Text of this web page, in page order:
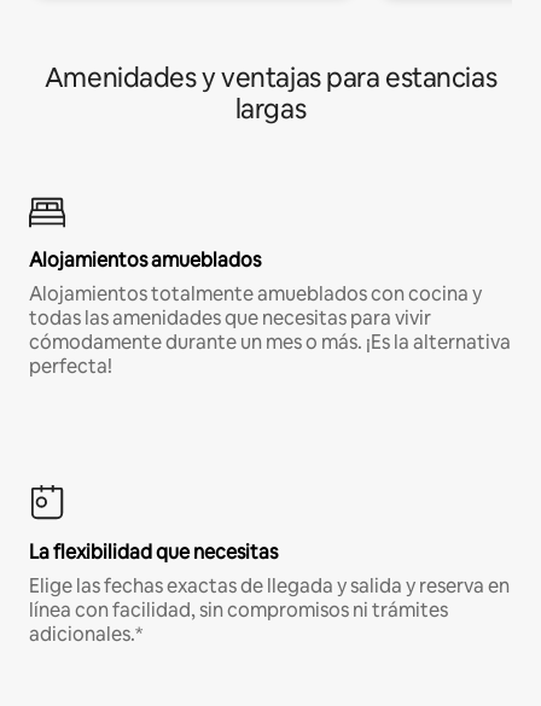
Amenidades y ventajas para estancias
largas
Alojamientos amueblados
Alojamientos totalmente amueblados con cocina y
todas las amenidades que necesitas para vivir
cómodamente durante un mes o más. ¡Es la alternativa
perfecta!
La flexibilidad que necesitas
Elige las fechas exactas de llegada y salida y reserva en
línea con facilidad, sin compromisos ni trámites
adicionales.*